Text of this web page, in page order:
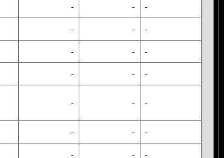
- - -
- - -
- - -
- - -
- - -
- - -
- - -